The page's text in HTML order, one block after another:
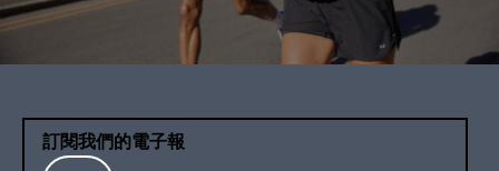
訂閱我們的電子報